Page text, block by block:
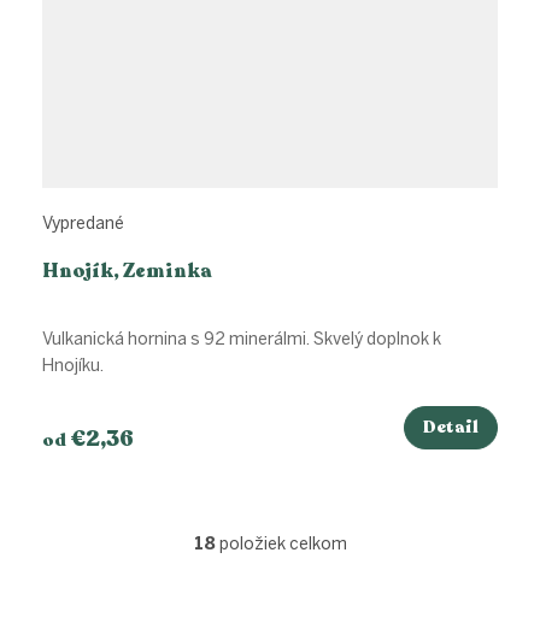
Hnojík, Zeminka
Vypredané
od €2,36 Detail
Vulkanická hornina s 92 minerálmi. Skvelý doplnok k
Hnojíku.
O
18položiek celkom